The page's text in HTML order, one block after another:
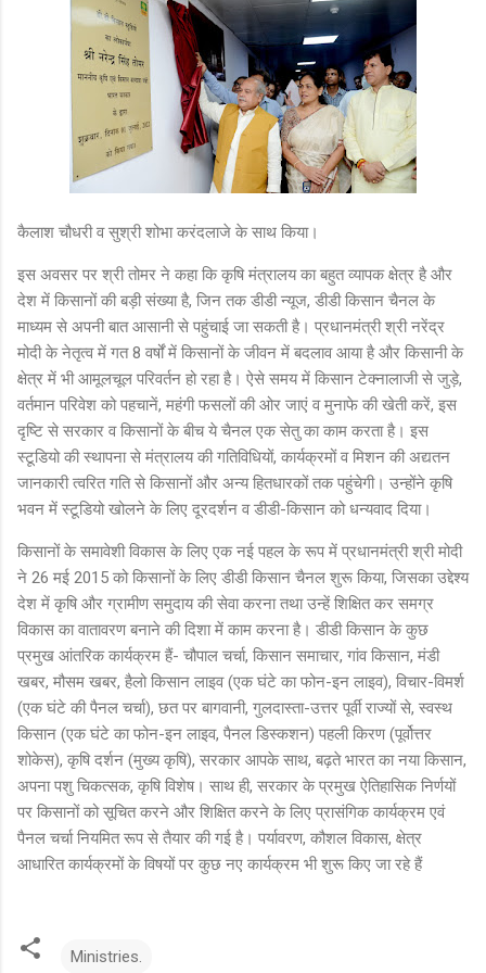
कैलाश चौधरी व सुश्री शोभा करंदलाजे के साथ किया।
इस अवसर पर श्री तोमर ने कहा कि कृषि मंत्रालय का बहुत व्यापक क्षेत्र है और
देश में किसानों की बड़ी संख्या है, जिन तक डीडी न्यूज, डीडी किसान चैनल के
माध्यम से अपनी बात आसानी से पहुंचाई जा सकती है। प्रधानमंत्री श्री नरेंद्र
मोदी के नेतृत्व में गत 8 वर्षों में किसानों के जीवन में बदलाव आया है और किसानी के
क्षेत्र में भी आमूलचूल परिवर्तन हो रहा है। ऐसे समय में किसान टेक्नालाजी से जुड़े,
वर्तमान परिवेश को पहचानें, महंगी फसलों की ओर जाएं व मुनाफे की खेती करें, इस
दृष्टि से सरकार व किसानों के बीच ये चैनल एक सेतु का काम करता है। इस
स्टूडियो की स्थापना से मंत्रालय की गतिविधियों, कार्यक्रमों व मिशन की अद्यतन
जानकारी त्वरित गति से किसानों और अन्य हितधारकों तक पहुंचेगी। उन्होंने कृषि
भवन में स्टूडियो खोलने के लिए दूरदर्शन व डीडी-किसान को धन्यवाद दिया।
किसानों के समावेशी विकास के लिए एक नई पहल के रूप में प्रधानमंत्री श्री मोदी
ने 26 मई 2015 को किसानों के लिए डीडी किसान चैनल शुरू किया, जिसका उद्देश्य
देश में कृषि और ग्रामीण समुदाय की सेवा करना तथा उन्हें शिक्षित कर समग्र
विकास का वातावरण बनाने की दिशा में काम करना है। डीडी किसान के कुछ
प्रमुख आंतरिक कार्यक्रम हैं- चौपाल चर्चा, किसान समाचार, गांव किसान, मंडी
खबर, मौसम खबर, हैलो किसान लाइव (एक घंटे का फोन-इन लाइव), विचार-विमर्श
(एक घंटे की पैनल चर्चा), छत पर बागवानी, गुलदास्ता-उत्तर पूर्वी राज्यों से, स्वस्थ
किसान (एक घंटे का फोन-इन लाइव, पैनल डिस्कशन) पहली किरण (पूर्वोत्तर
शोकेस), कृषि दर्शन (मुख्य कृषि), सरकार आपके साथ, बढ़ते भारत का नया किसान,
अपना पशु चिकत्सक, कृषि विशेष। साथ ही, सरकार के प्रमुख ऐतिहासिक निर्णयों
पर किसानों को सूचित करने और शिक्षित करने के लिए प्रासंगिक कार्यक्रम एवं
पैनल चर्चा नियमित रूप से तैयार की गई है। पर्यावरण, कौशल विकास, क्षेत्र
आधारित कार्यक्रमों के विषयों पर कुछ नए कार्यक्रम भी शुरू किए जा रहे हैं
Ministries.